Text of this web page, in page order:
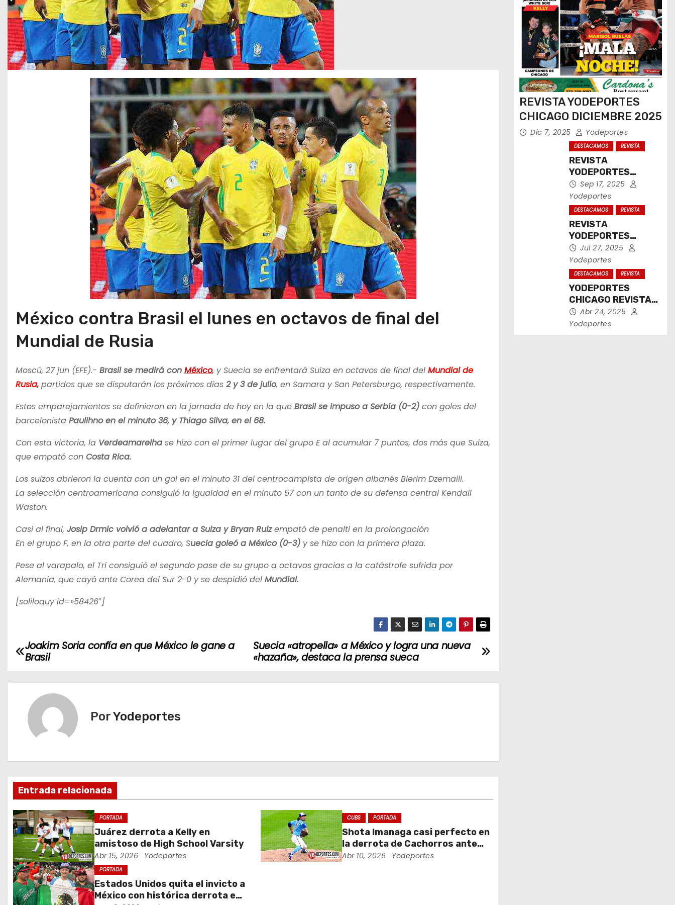
México contra Brasil el lunes en octavos de final del
Mundial de Rusia
Moscú, 27 jun (EFE).- Brasil se medirá con México, y Suecia se enfrentará Suiza en octavos de final del Mundial de
Rusia, partidos que se disputarán los próximos días 2 y 3 de julio, en Samara y San Petersburgo, respectivamente.
Estos emparejamientos se definieron en la jornada de hoy en la que Brasil se impuso a Serbia (0-2) con goles del
barcelonista Paulihno en el minuto 36, y Thiago Silva, en el 68.
Con esta victoria, la Verdeamarelha se hizo con el primer lugar del grupo E al acumular 7 puntos, dos más que Suiza,
que empató con Costa Rica.
Los suizos abrieron la cuenta con un gol en el minuto 31 del centrocampista de origen albanés Blerim Dzemaili.
La selección centroamericana consiguió la igualdad en el minuto 57 con un tanto de su defensa central Kendall
Waston.
Casi al final, Josip Drmic volvió a adelantar a Suiza y Bryan Ruizempató de penalti en la prolongación
En el grupo F, en la otra parte del cuadro, Suecia goleó a México (0-3) y se hizo con la primera plaza.
Pese al varapalo, el Tri consiguió el segundo pase de su grupo a octavos gracias a la catástrofe sufrida por
Alemania, que cayó ante Corea del Sur 2-0 y se despidió del Mundial.
[soliloquy id=»58426″]
N
c
i
ó
n
d
e
Suecia «atropella» a México y logra una nueva
«hazaña», destaca la prensa sueca
Joakim Soria confía en que México le gane a
Brasil
PorYodeportes
Entrada relacionada
PORTADA
Juárez derrota a Kelly en
amistoso de High School Varsity
Abr 15, 2026 Yodeportes
CUBS PORTADA
Shota Imanaga casi perfecto en
la derrota de Cachorros ante
Piratas
Abr 10, 2026 Yodeportes
PORTADA
Estados Unidos quita el invicto a
México con histórica derrota en
REVISTA YODEPORTES
CHICAGO DICIEMBRE 2025
Dic 7, 2025 Yodeportes
DESTACAMOS REVISTA
REVISTA
YODEPORTES
CHICAGO
SEPTIEMBRE 2025
Sep 17, 2025
Yodeportes
DESTACAMOS REVISTA
REVISTA
YODEPORTES
CHICAGO JULIO
2025
Jul 27, 2025
Yodeportes
DESTACAMOS REVISTA
YODEPORTES
CHICAGO REVISTA
IMPRESA ABRIL
2025
Abr 24, 2025
Yodeportes